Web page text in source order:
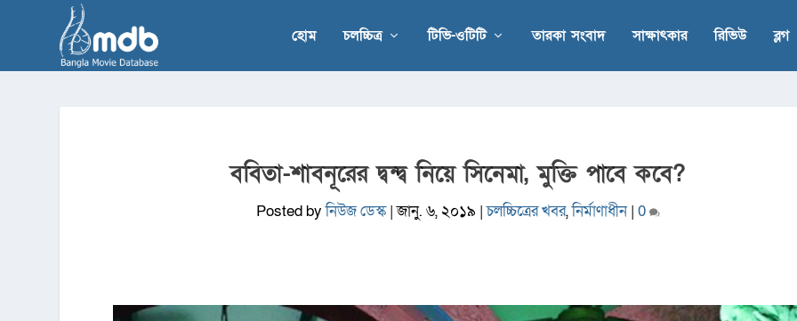
হোম চলচ্চিত্র টিভি-ওটিটি তারকা সংবাদ সাক্ষাৎকার রিভিউ ব্লগ
ববিতা-শাবনূরের দ্বন্দ্ব নিয়ে সিনেমা, মুক্তি পাবে কবে?
Posted byনিউজ ডেস্ক|জানু. ৬, ২০১৯ |চলচ্চিত্রের খবর,নির্মাণাধীন| 0